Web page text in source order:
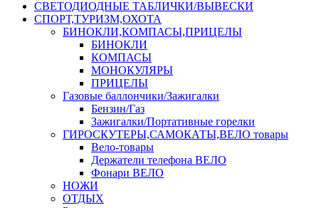
СВЕТОДИОДНЫЕ ТАБЛИЧКИ/ВЫВЕСКИ
СПОРТ,ТУРИЗМ,ОХОТА
БИНОКЛИ,КОМПАСЫ,ПРИЦЕЛЫ
БИНОКЛИ
КОМПАСЫ
МОНОКУЛЯРЫ
ПРИЦЕЛЫ
Газовые баллончики/Зажигалки
Бензин/Газ
Зажигалки/Портативные горелки
ГИРОСКУТЕРЫ,САМОКАТЫ,ВЕЛО товары
Вело-товары
Держатели телефона ВЕЛО
Фонари ВЕЛО
НОЖИ
ОТДЫХ